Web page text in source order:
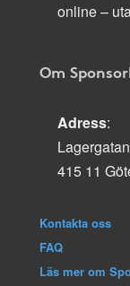
online –
Om
Adress:
415 11
Kontakta oss
FAQ
Läs mer om